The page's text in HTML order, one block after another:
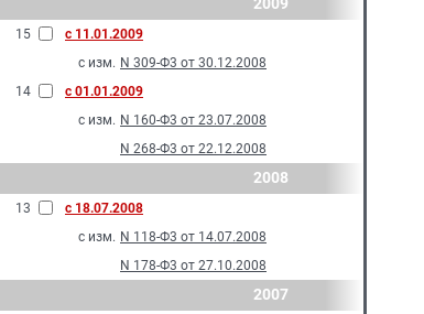
2009
15
с 11.01.2009
с изм. N 309-Ф3 от 30.12.2008
14
с 01.01.2009
с изм. N 160-Ф3 от 23.07.2008
N 268-Ф3 от 22.12.2008
2008
13
с 18.07.2008
с изм. N 118-Ф3 от 14.07.2008
N 178-Ф3 от 27.10.2008
2007